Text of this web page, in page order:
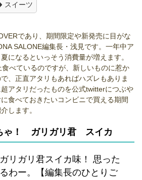
スイーツ
であり、期間限定や新発売に目がな
SALONE編集長・浅見です。一年中ア
になるといっそう消費量が増えます。
べているのですが、新しいものに惹か
、正直アタリもあればハズレもありま
アタリだったものを公式twitterにつぶや
食べておきたいコンビニで買える期間
します。
ゃ！ ガリガリ君 スイカ
リガリ君スイカ味！ 思った
わー。【編集長のひとりご